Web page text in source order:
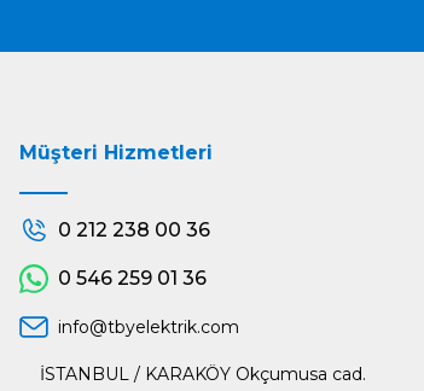
Müşteri Hizmetleri
0 212 238 00 36
0 546 259 01 36
info@tbyelektrik.com
İSTANBUL / KARAKÖY Okçumusa cad.